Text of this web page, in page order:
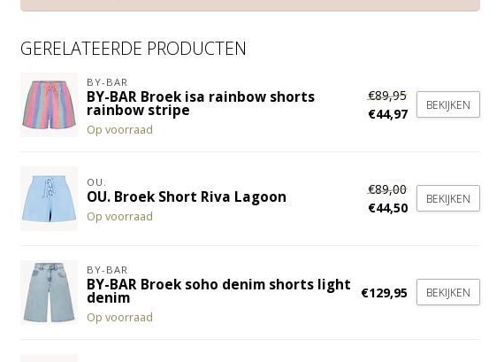
GERELATEERDE PRODUCTEN
BY-BAR
BY-BAR Broek isa rainbow shorts
rainbow stripe
Op voorraad
€89,95
€44,97
BEKIJKEN
OU.
OU. Broek Short Riva Lagoon
Op voorraad
€89,00
€44,50
BEKIJKEN
BY-BAR
BY-BAR Broek soho denim shorts light
denim
Op voorraad
€129,95 BEKIJKEN